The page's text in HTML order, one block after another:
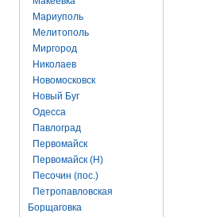
Мариуполь
Мелитополь
Миргород
Николаев
Новомосковск
Новый Буг
Одесса
Павлоград
Первомайск
Первомайск (Н)
Песочин (пос.)
Петропавловская
Борщаговка